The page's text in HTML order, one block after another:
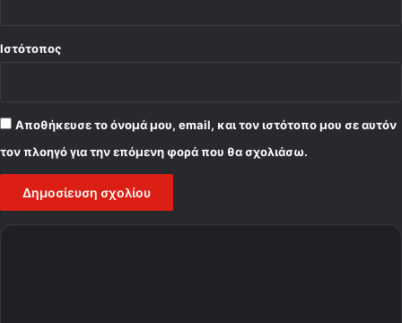
Ιστότοπος
Αποθήκευσε το όνομά μου, email, και τον ιστότοπο μου σε αυτόν
τον πλοηγό για την επόμενη φορά που θα σχολιάσω.